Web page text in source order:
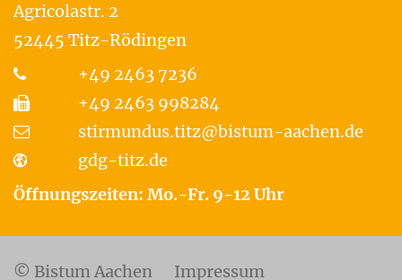
Agricolastr. 2
52445 Titz-Rödingen
+49 2463 7236
+49 2463 998284
stirmundus.titz@bistum-aachen.de
gdg-titz.de
Öffnungszeiten: Mo.-Fr. 9-12 Uhr
© Bistum Aachen
Impressum